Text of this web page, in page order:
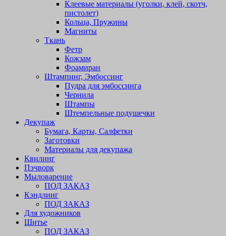
Клеевые материалы (уголки, клей, скотч,
пистолет)
Кольца, Пружины
Магниты
Ткань
Фетр
Кожзам
Фоамиран
Штампинг, Эмбоссинг
Пудра для эмбоссинга
Чернила
Штампы
Штемпельные подушечки
Декупаж
Бумага, Карты, Салфетки
Заготовки
Материалы для декупажа
Квилинг
Пэчворк
Мыловарение
ПОД ЗАКАЗ
Кэндлинг
ПОД ЗАКАЗ
Для художников
Шитье
ПОД ЗАКАЗ